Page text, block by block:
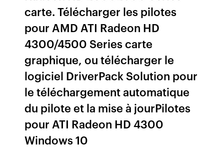
carte. Télécharger les pilotes
pour AMD ATI Radeon HD
4300/4500 Series carte
graphique, ou télécharger le
logiciel DriverPack Solution pour
le téléchargement automatique
du pilote et la mise à jourPilotes
pour ATI Radeon HD 4300
Windows 10